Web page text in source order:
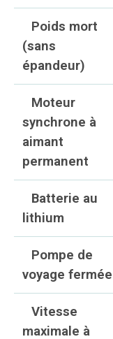
Poids mort
(sans
épandeur)
Moteur
synchrone à
aimant
permanent
Batterie au
lithium
Pompe de
voyage fermée
Vitesse
maximale à